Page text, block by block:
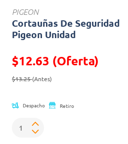
PIGEON
Cortauñas De Seguridad
Pigeon Unidad
$12.63 (Oferta)
Precio reducido de
$13.25(Antes)
Despacho Retiro